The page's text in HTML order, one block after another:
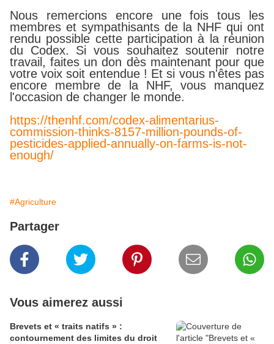
Nous remercions encore une fois tous les
membres et sympathisants de la NHF qui ont
rendu possible cette participation à la réunion
du Codex. Si vous souhaitez soutenir notre
travail, faites un don dès maintenant pour que
votre voix soit entendue ! Et si vous n'êtes pas
encore membre de la NHF, vous manquez
l'occasion de changer le monde.
https://thenhf.com/codex-alimentarius-
commission-thinks-8157-million-pounds-of-
pesticides-applied-annually-on-farms-is-not-
enough/
#Agriculture
Partager
Vous aimerez aussi
Brevets et « traits natifs » :
contournement des limites du droit